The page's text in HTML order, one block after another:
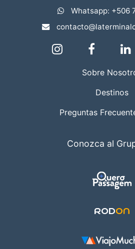
Whatsapp: +506
Sobre
Destinos
Preguntas
Conozca al